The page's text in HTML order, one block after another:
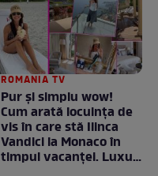
ROMANIA TV
Pur și simplu wow!
Cum arată locuința de
vis în care stă Ilinca
Vandici la Monaco în
timpul vacanței. Luxul